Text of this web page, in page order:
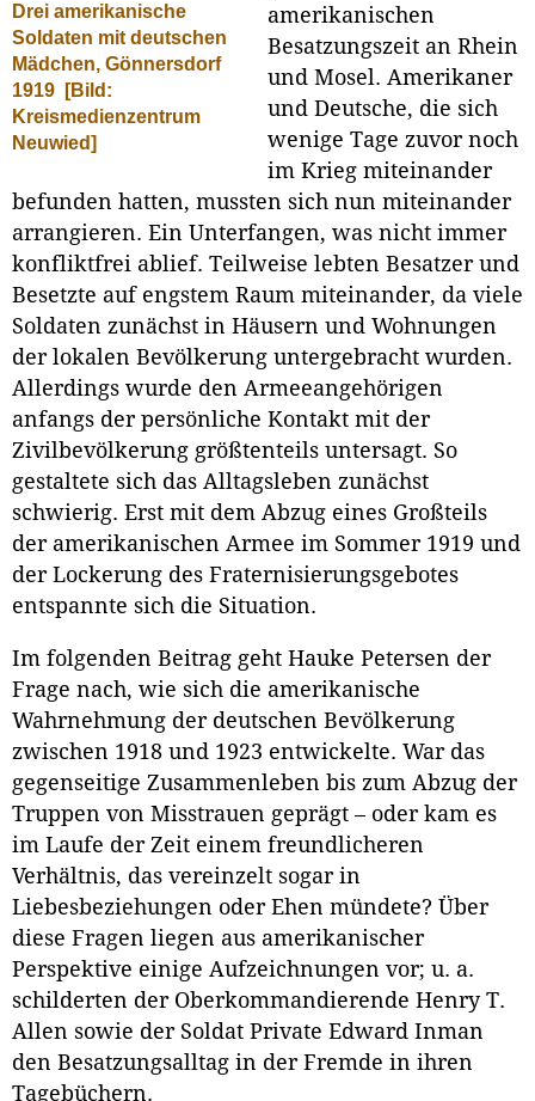
Drei amerikanische
Soldaten mit deutschen
Mädchen, Gönnersdorf
1919
[Bild:
Kreismedienzentrum
Neuwied]
amerikanischen
Besatzungszeit an Rhein
und Mosel. Amerikaner
und Deutsche, die sich
wenige Tage zuvor noch
im Krieg miteinander
befunden hatten, mussten sich nun miteinander
arrangieren. Ein Unterfangen, was nicht immer
konfliktfrei ablief. Teilweise lebten Besatzer und
Besetzte auf engstem Raum miteinander, da viele
Soldaten zunächst in Häusern und Wohnungen
der lokalen Bevölkerung untergebracht wurden.
Allerdings wurde den Armeeangehörigen
anfangs der persönliche Kontakt mit der
Zivilbevölkerung größtenteils untersagt. So
gestaltete sich das Alltagsleben zunächst
schwierig. Erst mit dem Abzug eines Großteils
der amerikanischen Armee im Sommer 1919 und
der Lockerung des Fraternisierungsgebotes
entspannte sich die Situation.
Im folgenden Beitrag geht Hauke Petersen der
Frage nach, wie sich die amerikanische
Wahrnehmung der deutschen Bevölkerung
zwischen 1918 und 1923 entwickelte. War das
gegenseitige Zusammenleben bis zum Abzug der
Truppen von Misstrauen geprägt – oder kam es
im Laufe der Zeit einem freundlicheren
Verhältnis, das vereinzelt sogar in
Liebesbeziehungen oder Ehen mündete? Über
diese Fragen liegen aus amerikanischer
Perspektive einige Aufzeichnungen vor; u. a.
schilderten der Oberkommandierende Henry T.
Allen sowie der Soldat Private Edward Inman
den Besatzungsalltag in der Fremde in ihren
Tagebüchern.